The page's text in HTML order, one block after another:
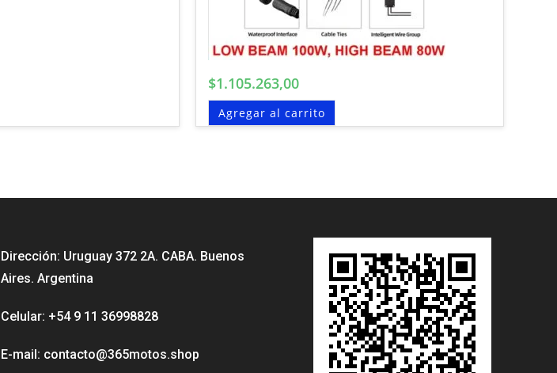
$1.105.263,00
Agregar al carrito
Dirección: Uruguay 372 2A. CABA. Buenos
Aires. Argentina
Celular: +54 9 11 36998828
E-mail: contacto@365motos.shop